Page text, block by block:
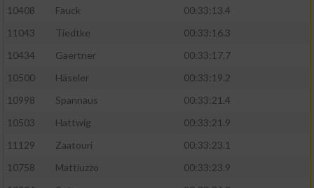
10408
Fauck
00:33:13.4
11043
Tiedtke
00:33:16.3
10434
Gaertner
00:33:17.7
10500
Häseler
00:33:19.2
10998
Spannaus
00:33:21.4
10503
Hattwig
00:33:21.9
11129
Zaatouri
00:33:23.1
10758
Mattiuzzo
00:33:23.9